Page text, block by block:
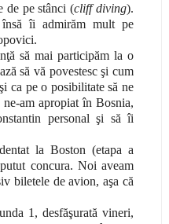
de pe stânci (cliff diving).
îi admirăm mult pe
să mai participăm la o
să vă povestesc şi cum
ca pe o posibilitate să ne
am apropiat în Bosnia,
personal şi să îi
la Boston (etapa a
concura. Noi aveam
biletele de avion, aşa că
1, desfăşurată vineri,